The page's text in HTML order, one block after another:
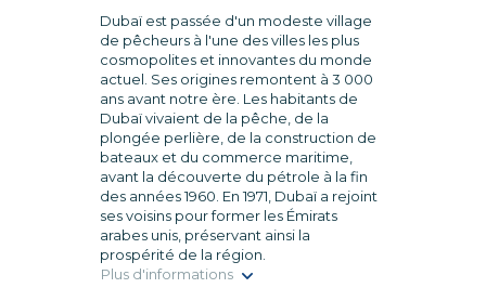
Dubaï est passée d'un modeste village
de pêcheurs à l'une des villes les plus
cosmopolites et innovantes du monde
actuel. Ses origines remontent à 3 000
ans avant notre ère. Les habitants de
Dubaï vivaient de la pêche, de la
plongée perlière, de la construction de
bateaux et du commerce maritime,
avant la découverte du pétrole à la fin
des années 1960. En 1971, Dubaï a rejoint
ses voisins pour former les Émirats
arabes unis, préservant ainsi la
prospérité de la région.
Plus d'informations